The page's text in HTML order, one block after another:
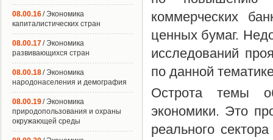
коммерческих
ценных бумаг.
исследований
по данной
Острота темы
экономики. Это
реального
08.00.16/ Экономика
капиталистических стран
08.00.17/ Экономика
развивающихся стран
08.00.18/ Экономика
народонаселения и демография
08.00.19/ Экономика
природопользования и охраны
окружающей среды